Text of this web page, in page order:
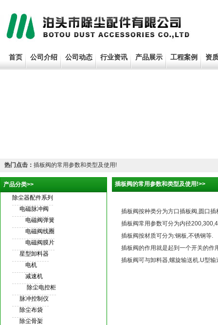
首页 公司介绍 公司动态 行业资讯 产品展示 工程案例 资
热门点击： 插板阀的常用参数和类型及使用!
产品分类>>
除尘器配件系列
电磁脉冲阀
电磁阀弹簧
电磁阀线圈
电磁阀膜片
星型卸料器
电机
减速机
除尘电控柜
脉冲控制仪
除尘布袋
除尘骨架
插板阀的常用参数和类型及使用!>>
插板阀按种类分为方口插板阀 ,圆口插
插板阀常用参数可分为内径
插板阀按材质可分为:钢板,不锈钢等.
插板阀的作用就是起到一个开关的作
插板阀可与卸料器,螺旋输送机.U型输